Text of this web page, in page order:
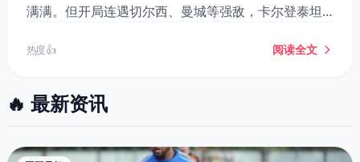
满满。但开局连遇切尔西、曼城等强敌，卡尔登泰坦
热度 👍 阅读全文
🔥 最新资讯